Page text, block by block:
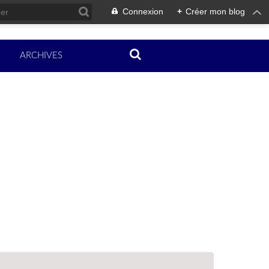
Connexion + Créer mon blog
ARCHIVES